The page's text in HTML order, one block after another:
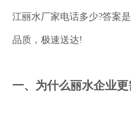
江丽水厂家电话多少?答案是
品质，极速送达!
一、为什么丽水企业